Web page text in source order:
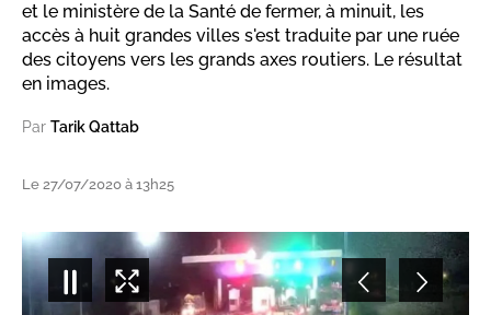
et le ministère de la Santé de fermer, à minuit, les
accès à huit grandes villes s'est traduite par une ruée
des citoyens vers les grands axes routiers. Le résultat
en images.
Par Tarik Qattab
Le 27/07/2020 à 13h25